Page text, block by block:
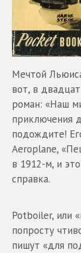
Мечтой
вот, в
роман: «Наш
приключения
подождите!
Aeroplane,
в 1912-м, и
справка.
Potboiler, или
попросту
пишут «для